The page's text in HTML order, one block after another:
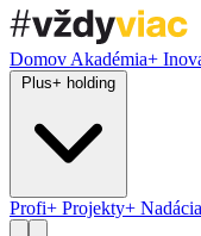
Domov Akadémia+
Profi+ Projekty+